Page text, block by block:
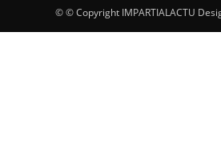
© © Copyright IMPARTIALACTU